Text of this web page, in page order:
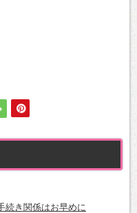
続き関係はお早めに